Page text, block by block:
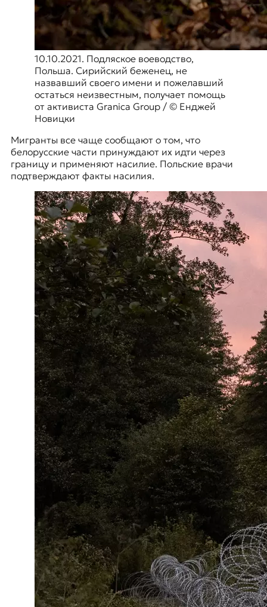
10.10.2021. Подляское воеводство,
Польша. Сирийский беженец, не
назвавший своего имени и пожелавший
остаться неизвестным, получает помощь
от активиста Granica Group / © Енджей
Новицки
Мигранты все чаще сообщают о том, что
белорусские части принуждают их идти через
границу и применяют насилие. Польские врачи
подтверждают факты насилия.